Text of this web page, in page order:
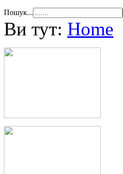
Пошук...
Ви тут: Home